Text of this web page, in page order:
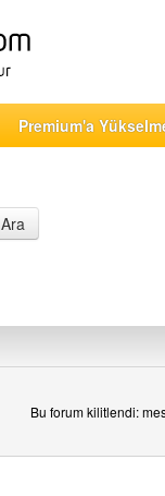
Premium'a
Ara
Bu forum kilitlendi: